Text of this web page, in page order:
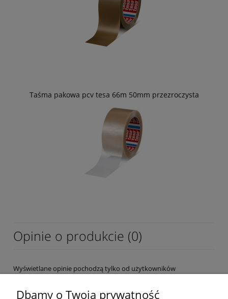
Taśma pakowa pcv tesa 66m 50mm przezroczysta
Opinie o produkcie (0)
Wyświetlane opinie pochodzą tylko od użytkowników
Dbamy o Twoją prywatność